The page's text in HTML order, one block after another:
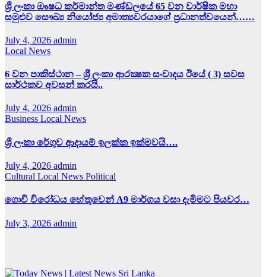
ශ්‍රී ලංකා ඖෂධ කර්මාන්ත මණ්ඩලයේ 65 වන වාර්ෂික මහා
සමුළුව සෞඛ්‍ය නියෝජ්‍ය අමාත්‍යවරයාගේ ප්‍රධානත්වයෙන්……
July 4, 2026 admin
Local News
6 වන පාකිස්ථාන – ශ්‍රී ලංකා ආරක්‍ෂක සංවාදය ඊයේ ( 3) සවස
සාර්ථකව අවසන් කරයි..
July 4, 2026 admin
Business Local News
ශ්‍රී ලංකා රේගුව ආදායම් ඉලක්ක ඉක්මවයි….
July 4, 2026 admin
Cultural Local News Political
ගොවි විරෝධය හේතුවෙන් A9 මාර්ගය වසා දැමිමට පියවර…
July 3, 2026 admin